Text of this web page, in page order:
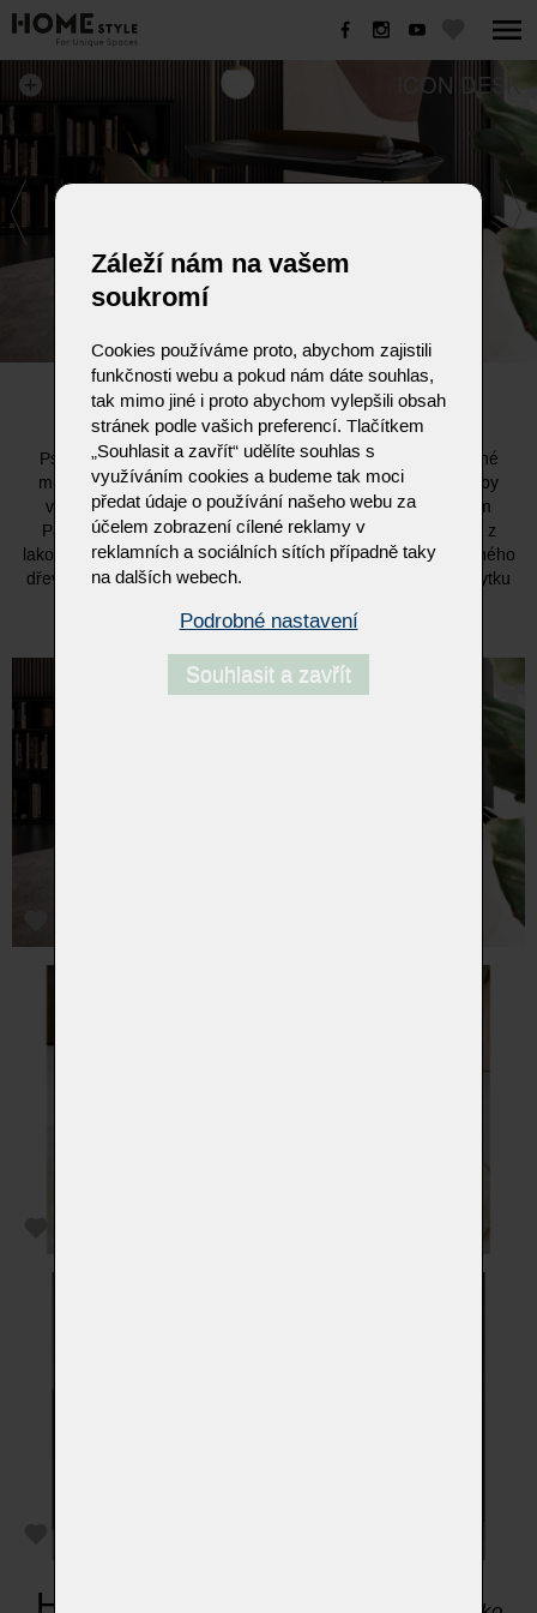
ICON DESK
ICON DESK
Psací stůl Icon je moderní stůl, který oživuje klasiku nedávné
minulosti a interpretuje ji v aktuálním a současném stylu, aby
vyprávěl nové životní příběhy. Navržen designérem Nellem
Palombou, je tento stůl vyroben s podnoží a rámem desky z
lakovaného kovu, zatímco samotná horní deska je z dýhovaného
dřeva nebo keramiky. Jedinečný charakter tomuto kusu nábytku
HOME OFFICE
Záleží nám na vašem
soukromí
Cookies používáme proto, abychom zajistili
funkčnosti webu a pokud nám dáte souhlas,
tak mimo jiné i proto abychom vylepšili obsah
stránek podle vašich preferencí. Tlačítkem
„Souhlasit a zavřít“ udělíte souhlas s
využíváním cookies a budeme tak moci
předat údaje o používání našeho webu za
účelem zobrazení cílené reklamy v
reklamních a sociálních sítích případně taky
na dalších webech.
Podrobné nastavení
Souhlasit a zavřít